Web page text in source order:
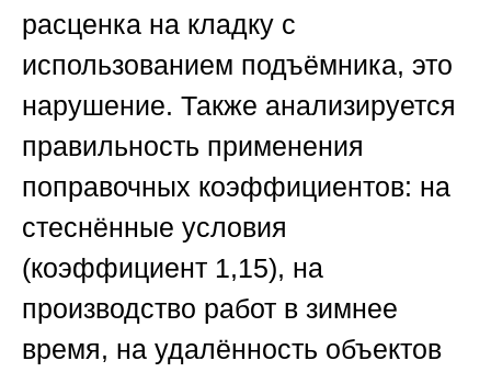
расценка на кладку с
использованием подъёмника, это
нарушение. Также анализируется
правильность применения
поправочных коэффициентов: на
стеснённые условия
(коэффициент 1,15), на
производство работ в зимнее
время, на удалённость объектов